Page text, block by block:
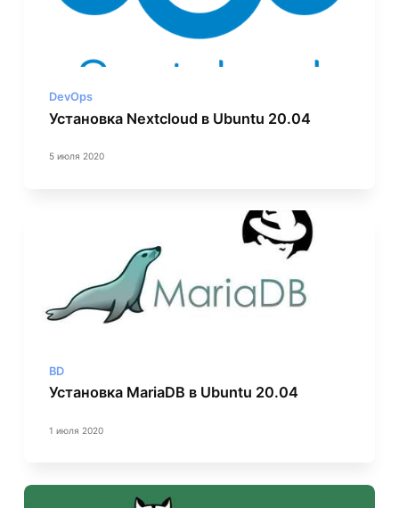
DevOps
Установка Nextcloud в Ubuntu 20.04
5 июля 2020
BD
Установка MariaDB в Ubuntu 20.04
1 июля 2020